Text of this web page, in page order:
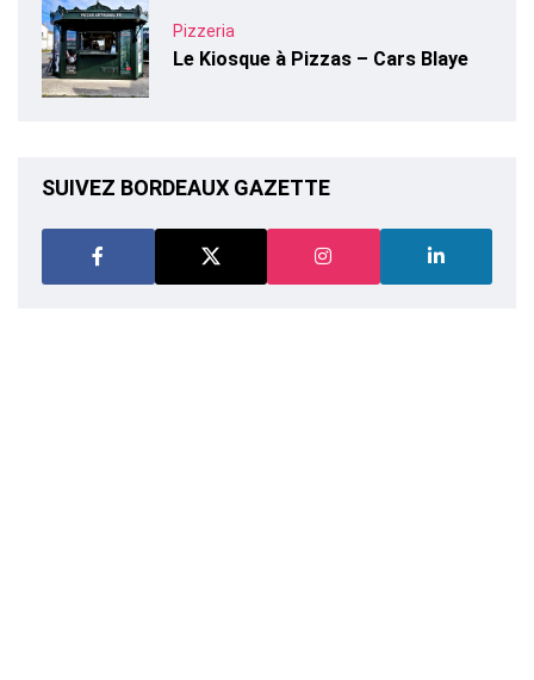
Pizzeria
Le Kiosque à Pizzas – Cars Blaye
SUIVEZ BORDEAUX GAZETTE